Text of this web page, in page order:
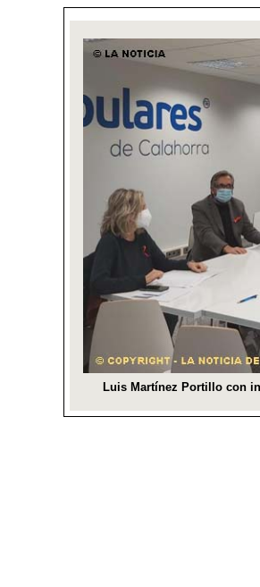
Luis Martínez Portillo con